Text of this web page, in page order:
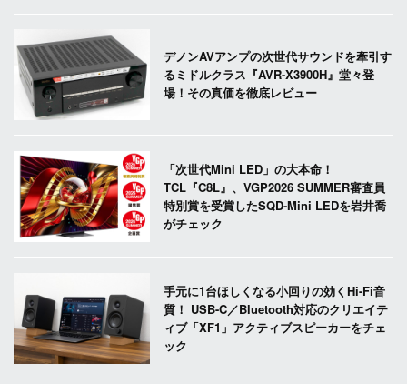
デノンAVアンプの次世代サウンドを牽引す
るミドルクラス『AVR-X3900H』堂々登
場！その真価を徹底レビュー
「次世代Mini LED」の大本命！
TCL『C8L』、VGP2026 SUMMER審査員
特別賞を受賞したSQD-Mini LEDを岩井喬
がチェック
手元に1台ほしくなる小回りの効くHi-Fi音
質！ USB-C／Bluetooth対応のクリエイテ
ィブ「XF1」アクティブスピーカーをチェ
ック